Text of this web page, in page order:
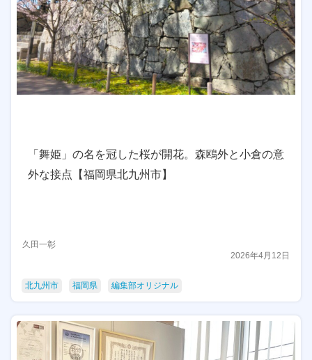
「舞姫」の名を冠した桜が開花。森鴎外と小倉の意
外な接点【福岡県北九州市】
久田一彰
2026年4月12日
北九州市 福岡県 編集部オリジナル